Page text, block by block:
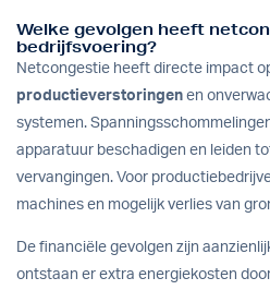
Welke gevolgen heeft
bedrijfsvoering?
Netcongestie heeft directe impact
productieverstoringen en
systemen.
apparatuur beschadigen en leiden
vervangingen. Voor
machines en mogelijk verlies van
De financiële gevolgen zijn
ontstaan er extra energiekosten